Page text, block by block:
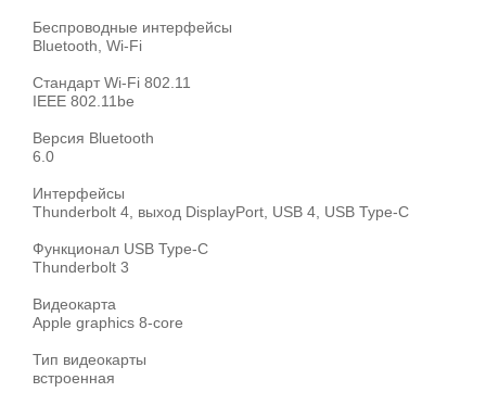
Беспроводные интерфейсы
Bluetooth, Wi-Fi
Стандарт Wi-Fi 802.11
IEEE 802.11be
Версия Bluetooth
6.0
Интерфейсы
Thunderbolt 4, выход DisplayPort, USB 4, USB Type-C
Функционал USB Type-C
Thunderbolt 3
Видеокарта
Apple graphics 8-core
Тип видеокарты
встроенная